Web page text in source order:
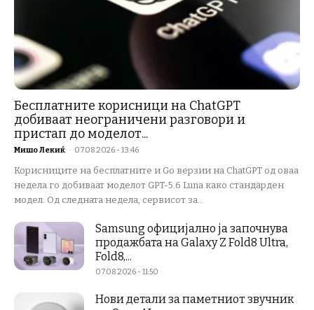
Бесплатните корисници на ChatGPT
добиваат неограничени разговори и
пристап до моделот...
Мишо Лекиќ - 07.08.2026 - 13:46
Корисниците на бесплатните и Go верзии на ChatGPT од оваа
недела го добиваат моделот GPT-5.6 Luna како стандарден
модел. Од следната недела, сервисот за...
Samsung официјално ја започнува
продажбата на Galaxy Z Fold8 Ultra,
Fold8,...
07.08.2026 - 11:50
Нови детали за паметниот звучник